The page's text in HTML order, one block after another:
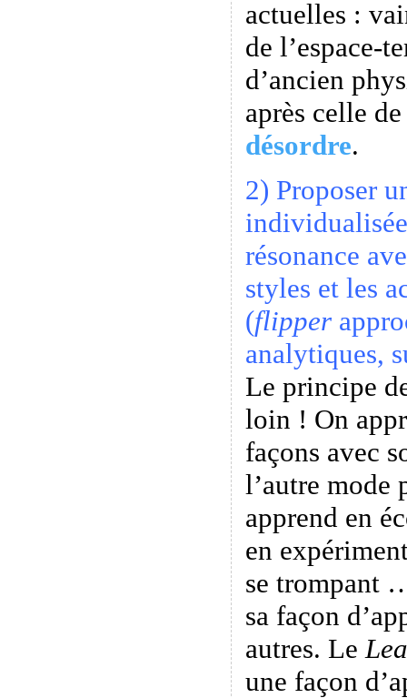
actuelles :
de l’espace-
d’ancien
après celle
désordre.
2) Proposer
résonance
styles et les
(flipper
analytiques,
Le principe
loin ! On
façons avec
l’autre
apprend en
en
se trompant
sa façon
autres. Le
une façon